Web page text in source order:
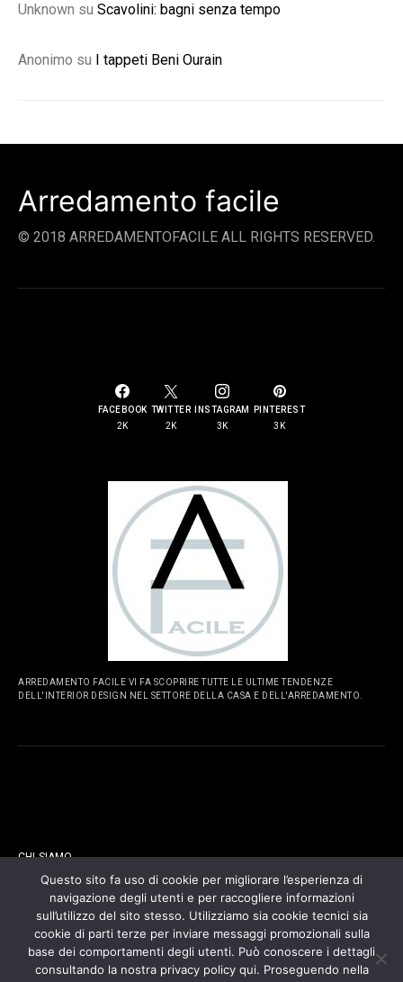
Unknown su Scavolini: bagni senza tempo
Anonimo su I tappeti Beni Ourain
Arredamento facile
© 2018 ARREDAMENTOFACILE ALL RIGHTS RESERVED.
FACEBOOK
2K
TWITTER
2K
INSTAGRAM
3K
PINTEREST
3K
ARREDAMENTO FACILE VI FA SCOPRIRE TUTTE LE ULTIME TENDENZE
DELL'INTERIOR DESIGN NEL SETTORE DELLA CASA E DELL'ARREDAMENTO.
CHI SIAMO
CONTATTI
COOKIES POLICY
Questo sito fa uso di cookie per migliorare l’esperienza di
navigazione degli utenti e per raccogliere informazioni
sull’utilizzo del sito stesso. Utilizziamo sia cookie tecnici sia
cookie di parti terze per inviare messaggi promozionali sulla
base dei comportamenti degli utenti. Può conoscere i dettagli
consultando la nostra privacy policy qui. Proseguendo nella